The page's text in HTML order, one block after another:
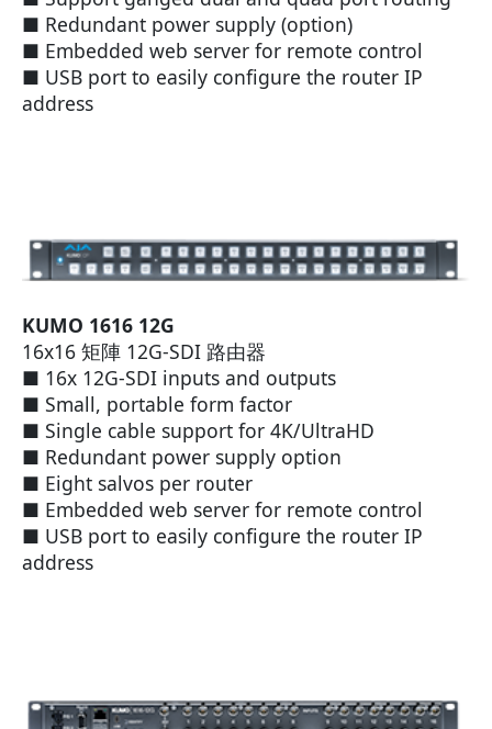
■ Redundant power supply (option)
■ Embedded web server for remote control
■ USB port to easily configure the router IP
address
KUMO 1616 12G
16x16 矩陣 12G-SDI 路由器
■ 16x 12G-SDI inputs and outputs
■ Small, portable form factor
■ Single cable support for 4K/UltraHD
■ Redundant power supply option
■ Eight salvos per router
■ Embedded web server for remote control
■ USB port to easily configure the router IP
address